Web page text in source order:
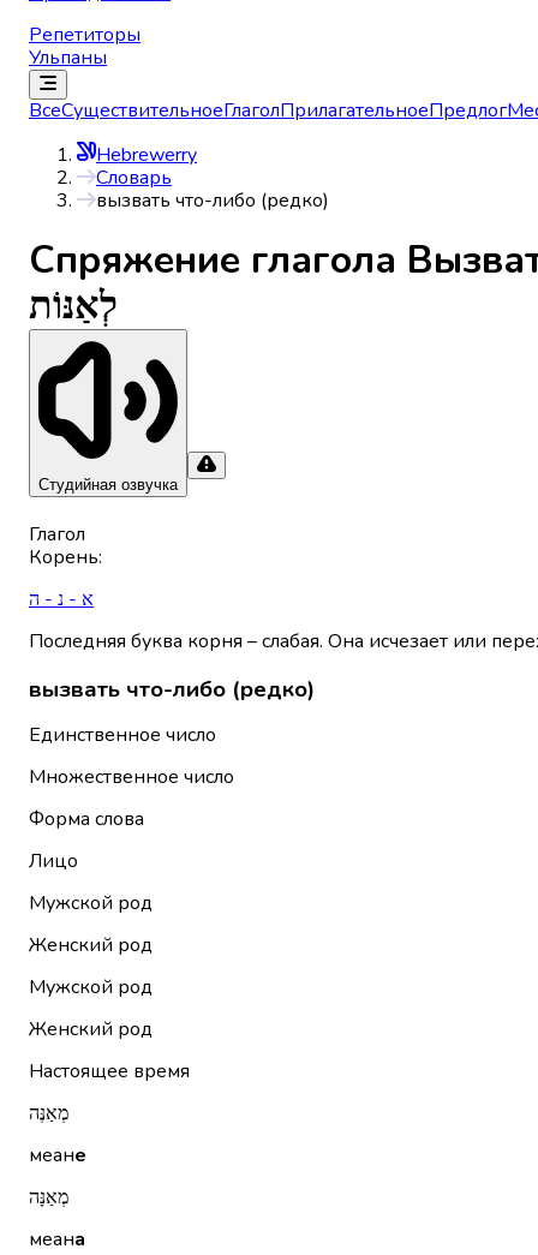
Репетиторы
Ульпаны
ВсеСуществительноеГлаголПрилагательноеПредлог
Hebrewerry
Словарь
вызвать что-либо (редко)
Спряжениe глагола
לְאַנּוֹת
Студийная озвучка
Глагол
Корень:
א - נ - ה
Последняя буква корня – слабая. Она исчезает или
вызвать что-либо (редко)
Единственное число
Множественное число
Форма слова
Лицо
Мужской род
Женский род
Мужской род
Женский род
Настоящее время
מְאַנֶּה
меане
מְאַנָּה
меана